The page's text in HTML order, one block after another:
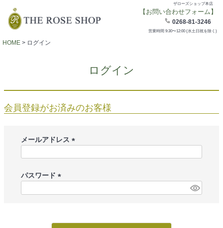
ザローズショップ本店
【お問い合わせフォーム】
0268-81-3246
営業時間 9:30〜12:00 (水土日祝を除く)
HOME ログイン
ログイン
会員登録がお済みのお客様
メールアドレス
)
パスワード